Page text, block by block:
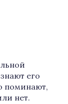
его
поминают,
нет.